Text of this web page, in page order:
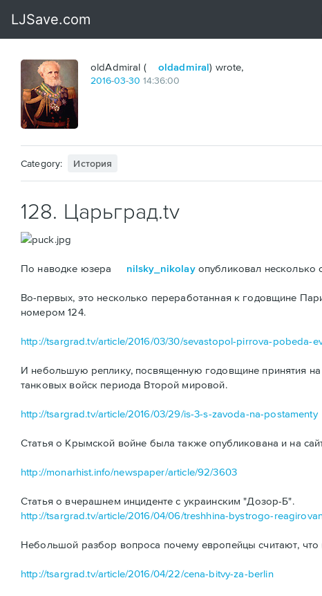
oldAdmiral ( oldadmiral) wrote,
2016-03-30 14:36:00
Category: История
128. Царьград.tv
По наводке юзера nilsky_nikolayопубликовал несколько
Во-первых, это несколько переработанная к годовщине
номером 124.
http://tsargrad.tv/article/2016/03/30/sevastopol-pirrova-pobeda-
И небольшую реплику, посвященную годовщине принятия на
танковых войск периода Второй мировой.
http://tsargrad.tv/article/2016/03/29/is-3-s-zavoda-na-postamenty
Статья о Крымской войне была также опубликована и на
http://monarhist.info/newspaper/article/92/3603
Статья о вчерашнем инциденте с украинским "Дозор-Б".
http://tsargrad.tv/article/2016/04/06/treshhina-bystrogo-
Небольшой разбор вопроса почему европейцы считают,
http://tsargrad.tv/article/2016/04/22/cena-bitvy-za-berlin